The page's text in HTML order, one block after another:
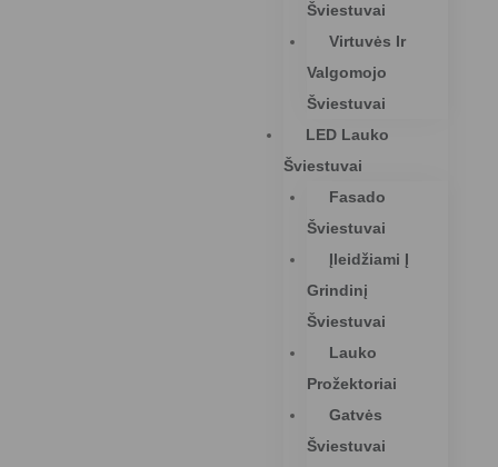
Šviestuvai
Virtuvės Ir
Valgomojo
Šviestuvai
LED Lauko
Šviestuvai
Fasado
Šviestuvai
Įleidžiami Į
Grindinį
Šviestuvai
Lauko
Prožektoriai
Gatvės
Šviestuvai